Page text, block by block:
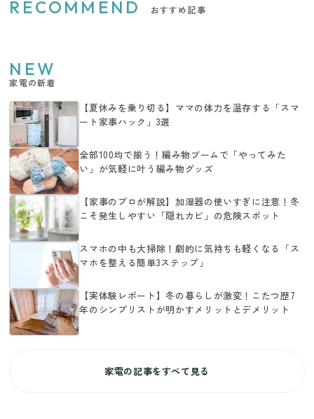
RECOMMEND おすすめ記事
NEW
家電の新着
【夏休みを乗り切る】ママの体力を温存する「スマ
ート家事ハック」3選
全部100均で揃う！編み物ブームで「やってみた
い」が気軽に叶う編み物グッズ
【家事のプロが解説】加湿器の使いすぎに注意！冬
こそ発生しやすい「隠れカビ」の危険スポット
スマホの中も大掃除！劇的に気持ちも軽くなる「ス
マホを整える簡単3ステップ」
【実体験レポート】冬の暮らしが激変！こたつ歴7
年のシンプリストが明かすメリットとデメリット
家電の記事をすべて見る